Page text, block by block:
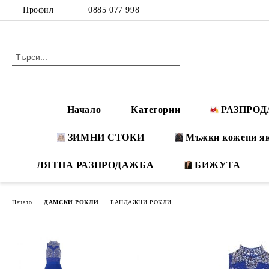
Профил 0885 077 998
Начало Категории
ЗИМНИ СТОКИ Мъжки кожени
ЛЯТНА РАЗПРОДАЖБА БИЖУТА
Начало ДАМСКИ РОКЛИ БАНДАЖНИ РОКЛИ